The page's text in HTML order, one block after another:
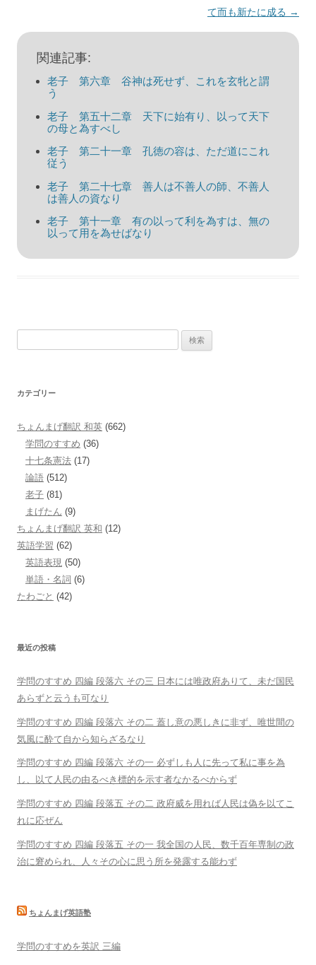
ビ
て而も新たに成る →
関連記事:
老子 第六章 谷神は死せず、これを玄牝と謂
う
老子 第五十二章 天下に始有り、以って天下
の母と為すべし
老子 第二十一章 孔徳の容は、ただ道にこれ
従う
老子 第二十七章 善人は不善人の師、不善人
は善人の資なり
老子 第十一章 有の以って利を為すは、無の
以って用を為せばなり
カテゴリー
ちょんまげ翻訳 和英 (662)
学問のすすめ (36)
十七条憲法 (17)
論語 (512)
老子 (81)
まげたん (9)
ちょんまげ翻訳 英和 (12)
英語学習 (62)
英語表現 (50)
単語・名詞 (6)
たわごと (42)
最近の投稿
学問のすすめ 四編 段落六 その三 日本には唯政府ありて、未だ国民
あらずと云うも可なり
学問のすすめ 四編 段落六 その二 蓋し意の悪しきに非ず、唯世間の
気風に酔て自から知らざるなり
学問のすすめ 四編 段落六 その一 必ずしも人に先って私に事を為
し、以て人民の由るべき標的を示す者なかるべからず
学問のすすめ 四編 段落五 その二 政府威を用れば人民は偽を以てこ
れに応ぜん
学問のすすめ 四編 段落五 その一 我全国の人民、数千百年専制の政
治に窘められ、人々その心に思う所を発露する能わず
ちょんまげ英語塾
学問のすすめを英訳 三編